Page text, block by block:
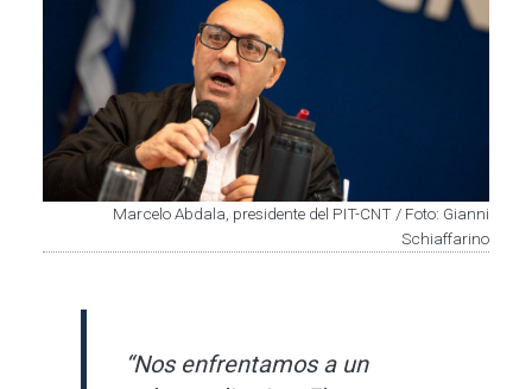
Marcelo Abdala, presidente del PIT-CNT / Foto: Gianni
Schiaffarino
“Nos enfrentamos a un